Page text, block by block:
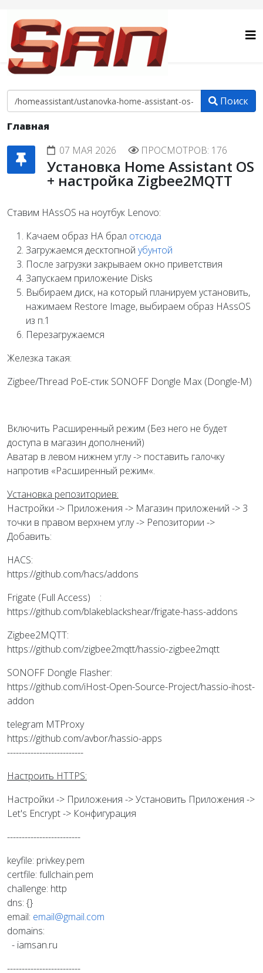
Поиск
Главная
07 МАЯ 2026
ПРОСМОТРОВ: 176
Установка Home Assistant OS
+ настройка Zigbee2MQTT
Ставим HAssOS на ноутбук Lenovo:
Качаем образ HA брал отсюда
Загружаемся десктопной убунтой
После загрузки закрываем окно приветствия
Запускаем приложение Disks
Выбираем диск, на который планируем установить,
нажимаем Restore Image, выбираем образ HAssOS
из п.1
Перезагружаемся
Железка такая:
Zigbee/Thread PoE-стик SONOFF Dongle Max (Dongle-M)
Включить Расширенный режим (Без него не будет
доступа в магазин дополнений)
Аватар в левом нижнем углу -> поставить галочку
напротив «Расширенный режим«.
Установка репозиториев:
Настройки -> Приложения -> Магазин приложений -> 3
точки в правом верхнем углу -> Репозитории ->
Добавить:
HACS:
https://github.com/hacs/addons
Frigate (Full Access) :
https://github.com/blakeblackshear/frigate-hass-addons
Zigbee2MQTT:
https://github.com/zigbee2mqtt/hassio-zigbee2mqtt
SONOFF Dongle Flasher:
https://github.com/iHost-Open-Source-Project/hassio-ihost-
addon
telegram MTProxy
https://github.com/avbor/hassio-apps
--------------------------
Настроить HTTPS:
Настройки -> Приложения -> Установить Приложения ->
Let's Encrypt -> Конфигурация
-------------------------
keyfile: privkey.pem
certfile: fullchain.pem
challenge: http
dns: {}
email: email@gmail.com
domains:
- iamsan.ru
-------------------------